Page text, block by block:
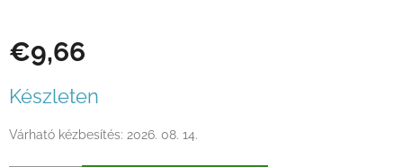
€9,66
Készleten
Várható kézbesítés: 2026. 08. 14.